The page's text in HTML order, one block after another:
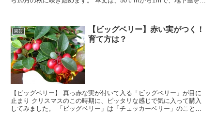
園芸
【ビッグベリー】赤い実がつく！
育て方は？
【ビッグベリー】 真っ赤な実が付いて入る「ビッグベリー」が目に
止まり クリスマスのこの時期に、ピッタリな感じで気に入って購入
してみました。 「ビッグベリー」は「チェッカーベリー」のことで